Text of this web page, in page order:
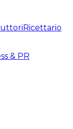
Ricettario
& PR